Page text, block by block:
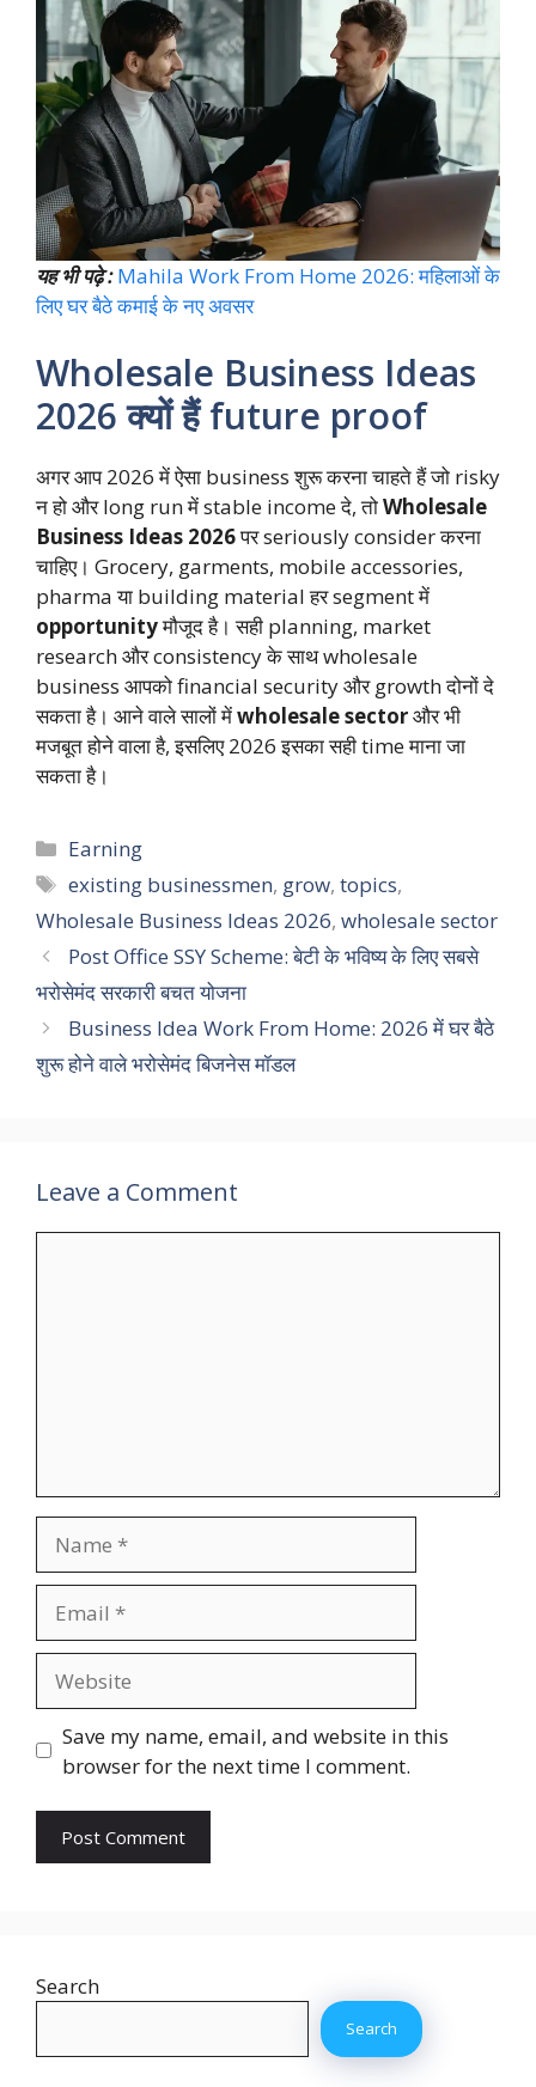
यह भी पढ़े : Mahila Work From Home 2026: महिलाओं के
लिए घर बैठे कमाई के नए अवसर
Wholesale Business Ideas
2026 क्यों हैं future proof
अगर आप 2026 में ऐसा business शुरू करना चाहते हैं जो risky
न हो और long run में stable income दे, तोWholesale
Business Ideas 2026पर seriously consider करना
चाहिए। Grocery, garments, mobile accessories,
pharma या building material हर segment में
opportunityमौजूद है। सही planning, market
research और consistency के साथ wholesale
business आपको financial security और growth दोनों दे
सकता है। आने वाले सालों मेंwholesale sectorऔर भी
मजबूत होने वाला है, इसलिए 2026 इसका सही time माना जा
सकता है।
Categories
Earning
Tags
existing businessmen, grow,topics,
Wholesale Business Ideas 2026, wholesale sector
Post Office SSY Scheme: बेटी के भविष्य के लिए सबसे
भरोसेमंद सरकारी बचत योजना
Business Idea Work From Home: 2026 में घर बैठे
शुरू होने वाले भरोसेमंद बिजनेस मॉडल
Leave a Comment
Save my name, email, and website in this
browser for the next time I comment.
Search
Search